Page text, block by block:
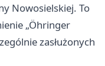
Nowosielskiej. To
„Öhringer
zasłużonych